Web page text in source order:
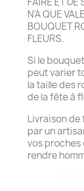
N'A QUE
BOUQUET
FLEURS.
Si le
peut varier
la taille des
de la fête à
Livraison
par un
vos proches
rendre